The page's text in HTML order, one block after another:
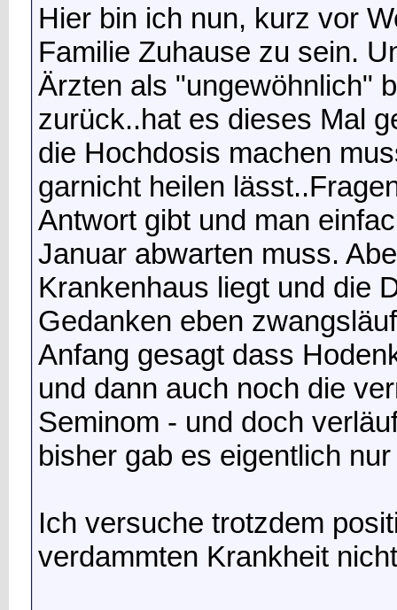
Hier bin ich nun, kurz vor
Familie Zuhause zu sein.
Ärzten als "ungewöhnlich"
zurück..hat es dieses Mal
die Hochdosis machen
garnicht heilen
Antwort gibt und man
Januar abwarten muss.
Krankenhaus liegt und die
Gedanken eben
Anfang gesagt dass
und dann auch noch die
Seminom - und doch
bisher gab es eigentlich
Ich versuche trotzdem
verdammten Krankheit